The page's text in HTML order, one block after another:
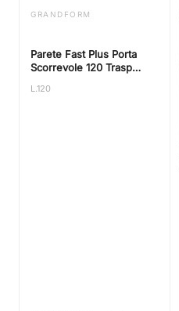
GRANDFORM
Parete Fast Plus Porta
Scorrevole 120 Trasp
L.120